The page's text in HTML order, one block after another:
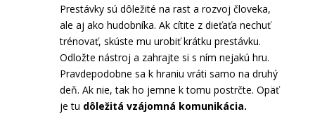
Prestávky sú dôležité na rast a rozvoj človeka,
ale aj ako hudobníka. Ak cítite z dieťaťa nechuť
trénovať, skúste mu urobiť krátku prestávku.
Odložte nástroj a zahrajte si s ním nejakú hru.
Pravdepodobne sa k hraniu vráti samo na druhý
deň. Ak nie, tak ho jemne k tomu postrčte. Opäť
je tu dôležitá vzájomná komunikácia.